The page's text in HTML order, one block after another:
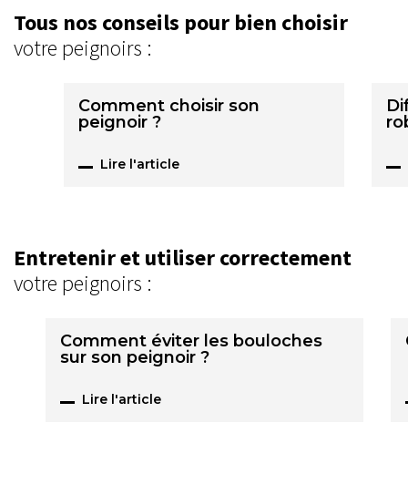
Tous nos conseils pour bien choisir
votre peignoirs :
Comment choisir son
peignoir ?
Lire l'article
Entretenir et utiliser correctement
votre peignoirs :
Comment éviter les bouloches
sur son peignoir ?
Lire l'article